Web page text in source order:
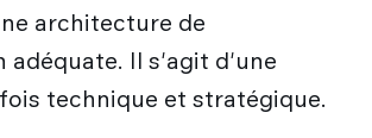
architecture de
adéquate. Il s'agit d'une
technique et stratégique.